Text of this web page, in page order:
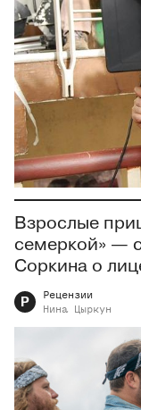
Взрослые
семеркой» —
Соркина о
Р
Рецензии
Нина
Цыркун